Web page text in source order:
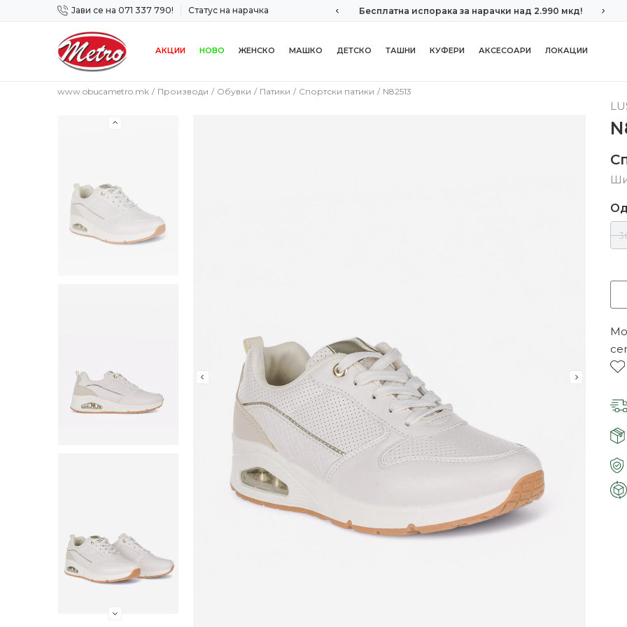
Јави се на 071 337 790! Статус на нарачка
Сигурно плаќање со платежна картичка! Бесплатна испорака за нарачки над 2.990 мкд!
АКЦИИ НОВО ЖЕНСКО МАШКО ДЕТСКО ТАШНИ КУФЕРИ АКСЕСОАРИ ЛОКАЦИИ
www.obucametro.mk Производи Обувки Патики Спортски патики N82513